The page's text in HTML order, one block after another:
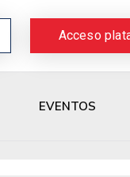
Acceso
EVENTOS